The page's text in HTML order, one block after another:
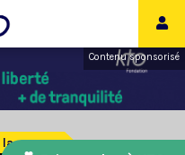
Contenu sponsorisé
messe